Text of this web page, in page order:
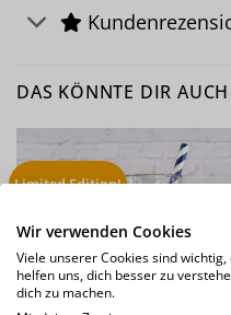
DAS KÖNNTE DIR
Limited Edition!
Wir verwenden Cookies
Viele unserer Cookies sind
helfen uns, dich besser zu
dich zu machen.